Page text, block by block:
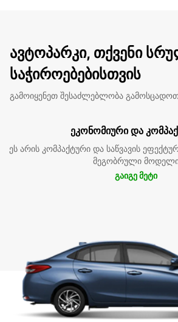
ავტოპარკი, თქვენი
საჭიროებებისთვის
გამოიყენეთ შესაძლებლობა
ეკონომიური და
ეს არის კომპაქტური და საწვავის
მეგობრული
გაიგე მეტი